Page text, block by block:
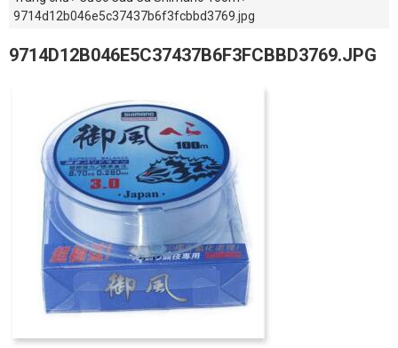
9714d12b046e5c37437b6f3fcbbd3769.jpg
9714D12B046E5C37437B6F3FCBBD3769.JPG